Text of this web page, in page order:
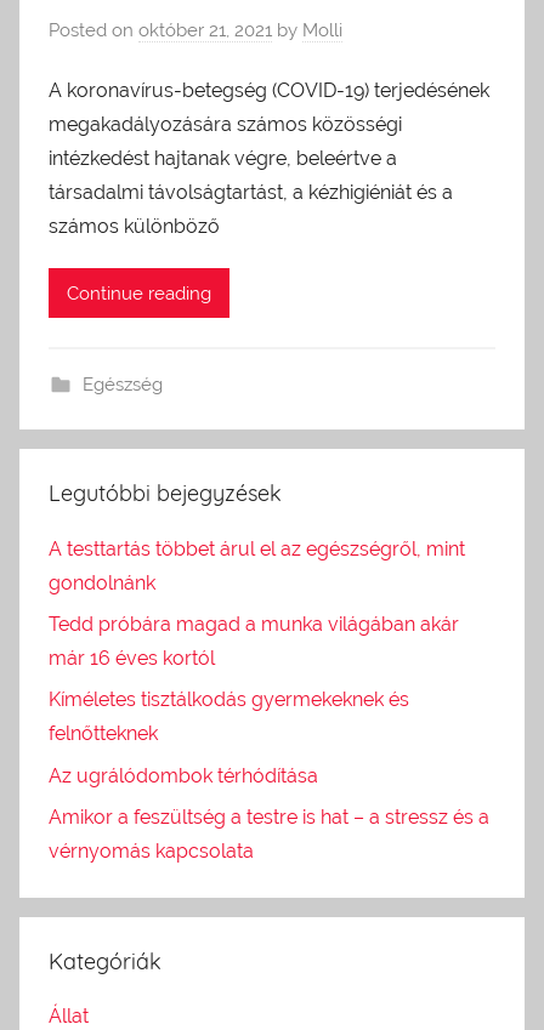
Posted on október 21, 2021 by Molli
A koronavírus-betegség (COVID-19) terjedésének
megakadályozására számos közösségi
intézkedést hajtanak végre, beleértve a
társadalmi távolságtartást, a kézhigiéniát és a
számos különböző
Continue reading
Egészség
Legutóbbi bejegyzések
A testtartás többet árul el az egészségről, mint
gondolnánk
Tedd próbára magad a munka világában akár
már 16 éves kortól
Kíméletes tisztálkodás gyermekeknek és
felnőtteknek
Az ugrálódombok térhódítása
Amikor a feszültség a testre is hat – a stressz és a
vérnyomás kapcsolata
Kategóriák
Állat